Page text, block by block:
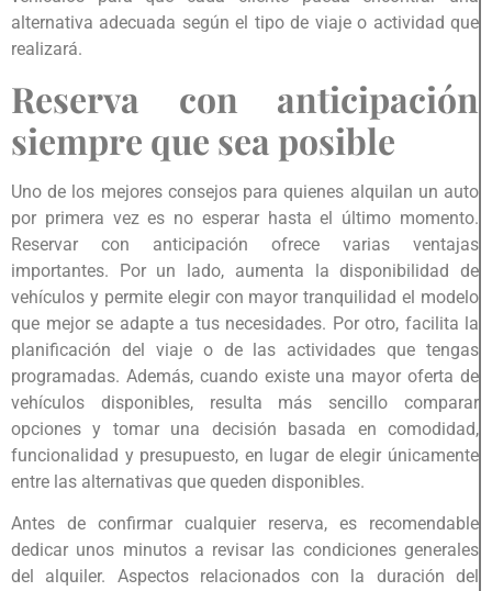
alternativa adecuada según el tipo de viaje o actividad que
realizará.
Reserva con anticipación
siempre que sea posible
Uno de los mejores consejos para quienes alquilan un auto
por primera vez es no esperar hasta el último momento.
Reservar con anticipación ofrece varias ventajas
importantes. Por un lado, aumenta la disponibilidad de
vehículos y permite elegir con mayor tranquilidad el modelo
que mejor se adapte a tus necesidades. Por otro, facilita la
planificación del viaje o de las actividades que tengas
programadas. Además, cuando existe una mayor oferta de
vehículos disponibles, resulta más sencillo comparar
opciones y tomar una decisión basada en comodidad,
funcionalidad y presupuesto, en lugar de elegir únicamente
entre las alternativas que queden disponibles.
Antes de confirmar cualquier reserva, es recomendable
dedicar unos minutos a revisar las condiciones generales
del alquiler. Aspectos relacionados con la duración del